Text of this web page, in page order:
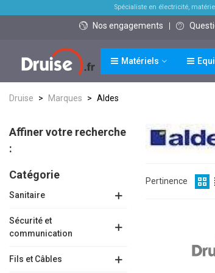
Spécialiste en électricité,
Nos engagements
Matériels
Druise > Marques > Aldes
Affiner votre recherche
:
Catégorie
Sanitaire
Sécurité et
communication
Fils et Câbles
Pertinence